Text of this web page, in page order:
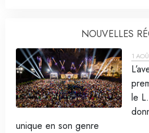
NOUVELLES
1
le
unique en son genre